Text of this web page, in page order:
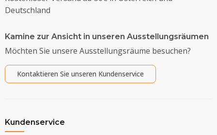
Deutschland
Kamine zur Ansicht in unseren Ausstellungsräumen
Möchten Sie unsere Ausstellungsräume besuchen?
Kontaktieren Sie unseren Kundenservice
Kundenservice